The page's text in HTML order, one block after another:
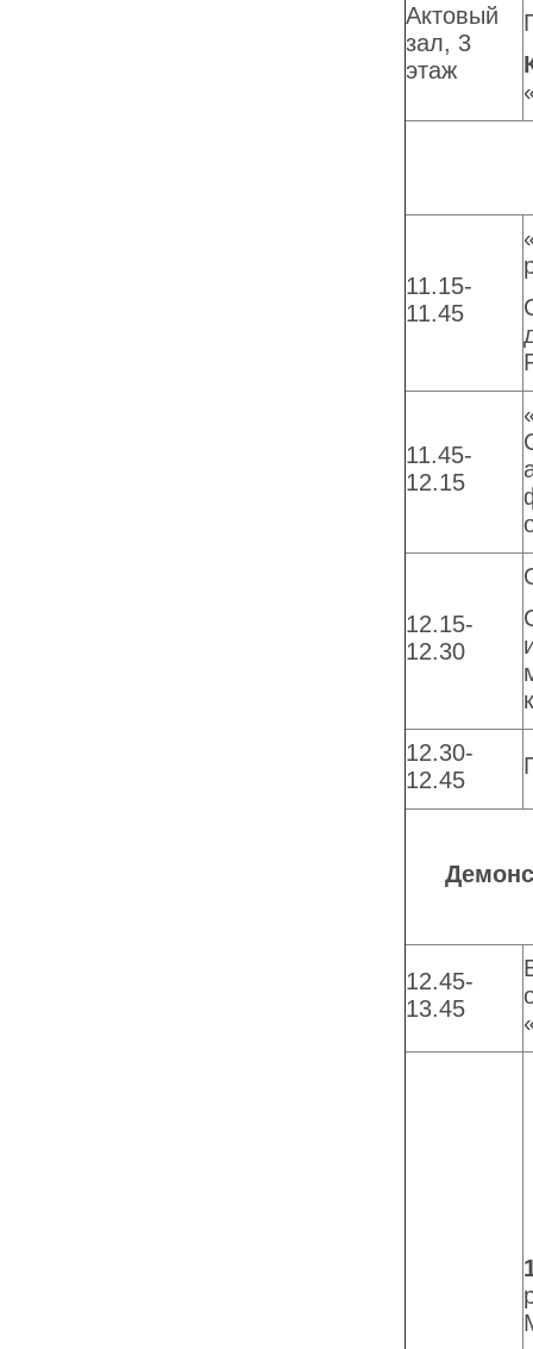
Актовый
зал, 3
этаж
11.15-
11.45
11.45-
12.15
12.15-
12.30
12.30-
12.45
12.45-
13.45